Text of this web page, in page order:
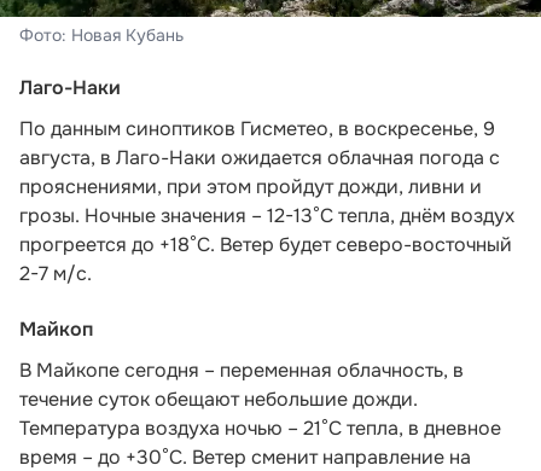
Фото: Новая Кубань
Лаго-Наки
По данным синоптиков Гисметео, в воскресенье, 9
августа, в Лаго-Наки ожидается облачная погода с
прояснениями, при этом пройдут дожди, ливни и
грозы. Ночные значения – 12-13°С тепла, днём воздух
прогреется до +18°С. Ветер будет северо-восточный
2-7 м/с.
Майкоп
В Майкопе сегодня – переменная облачность, в
течение суток обещают небольшие дожди.
Температура воздуха ночью – 21°С тепла, в дневное
время – до +30°С. Ветер сменит направление на